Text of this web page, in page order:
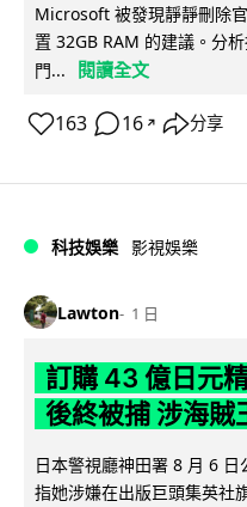
Microsoft 被發現靜靜刪除
置 32GB RAM 的建議。分
門...
閱讀全文
163 16 ↗ 分享
科技娛樂 影視娛樂
Lawton 1 日
訂購 43 億日元
後終被捕 涉海賊
日本警視廳神田署 8 月 6 日
指她涉嫌在出版巨頭集英社